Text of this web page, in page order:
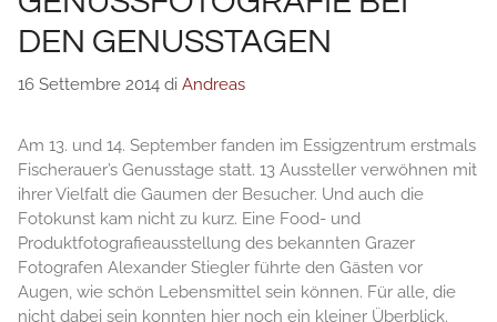
DEN GENUSSTAGEN
16 Settembre 2014 di Andreas
Am 13. und 14. September fanden im Essigzentrum erstmals
Fischerauer’s Genusstage statt. 13 Aussteller verwöhnen mit
ihrer Vielfalt die Gaumen der Besucher. Und auch die
Fotokunst kam nicht zu kurz. Eine Food- und
Produktfotografieausstellung des bekannten Grazer
Fotografen Alexander Stiegler führte den Gästen vor
Augen, wie schön Lebensmittel sein können. Für alle, die
nicht dabei sein konnten hier noch ein kleiner Überblick.